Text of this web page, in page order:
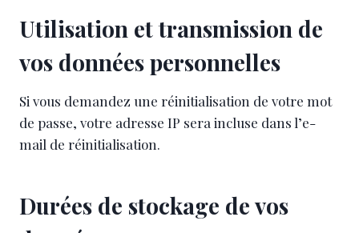
Utilisation et transmission de
vos données personnelles
Si vous demandez une réinitialisation de votre mot
de passe, votre adresse IP sera incluse dans l’e-
mail de réinitialisation.
Durées de stockage de vos